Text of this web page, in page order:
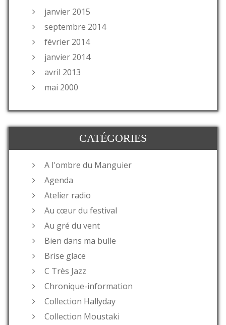
janvier 2015
septembre 2014
février 2014
janvier 2014
avril 2013
mai 2000
CATÉGORIES
A l'ombre du Manguier
Agenda
Atelier radio
Au cœur du festival
Au gré du vent
Bien dans ma bulle
Brise glace
C Très Jazz
Chronique-information
Collection Hallyday
Collection Moustaki